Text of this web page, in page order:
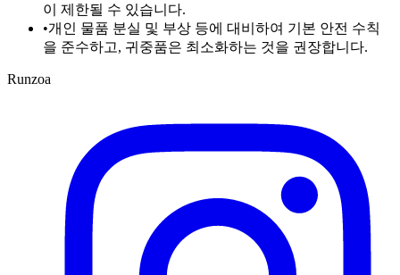
이 제한될 수 있습니다.
•개인 물품 분실 및 부상 등에 대비하여 기본 안전 수칙
을 준수하고, 귀중품은 최소화하는 것을 권장합니다.
Runzoa